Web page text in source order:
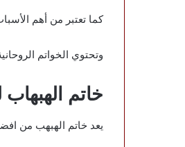
كما تعتبر من أهم
وتحتوي الخواتم
خاتم
يعد خاتم الهبهب من